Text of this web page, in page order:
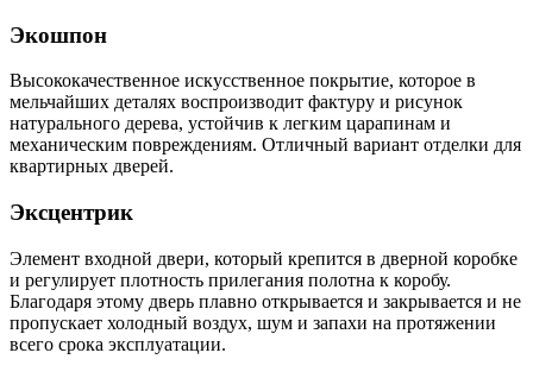
Экошпон
Высококачественное искусственное покрытие, которое в
мельчайших деталях воспроизводит фактуру и рисунок
натурального дерева, устойчив к легким царапинам и
механическим повреждениям. Отличный вариант отделки для
квартирных дверей.
Эксцентрик
Элемент входной двери, который крепится в дверной коробке
и регулирует плотность прилегания полотна к коробу.
Благодаря этому дверь плавно открывается и закрывается и не
пропускает холодный воздух, шум и запахи на протяжении
всего срока эксплуатации.